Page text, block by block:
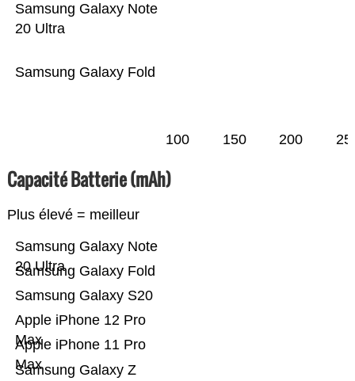
Samsung Galaxy Fold
Samsung Galaxy Note
20 Ultra
100 150 200
Capacité Batterie (mAh)
Plus élevé = meilleur
Samsung Galaxy Z
Apple iPhone 11 Pro
Max
Apple iPhone 12 Pro
Max
Samsung Galaxy S20
Samsung Galaxy Fold
Samsung Galaxy Note
20 Ultra